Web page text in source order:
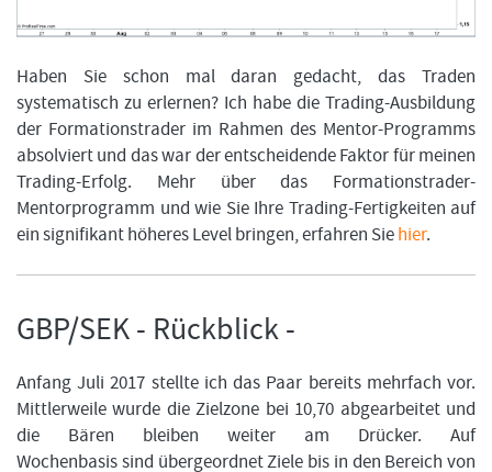
Haben Sie schon mal daran gedacht, das Traden
systematisch zu erlernen? Ich habe die Trading-Ausbildung
der Formationstrader im Rahmen des Mentor-Programms
absolviert und das war der entscheidende Faktor für meinen
Trading-Erfolg. Mehr über das Formationstrader-
Mentorprogramm und wie Sie Ihre Trading-Fertigkeiten auf
ein signifikant höheres Level bringen, erfahren Siehier.
GBP/SEK - Rückblick -
Anfang Juli 2017 stellte ich das Paar bereits mehrfach vor.
Mittlerweile wurde die Zielzone bei 10,70 abgearbeitet und
die Bären bleiben weiter am Drücker. Auf
Wochenbasis sind übergeordnet Ziele bis in den Bereich von